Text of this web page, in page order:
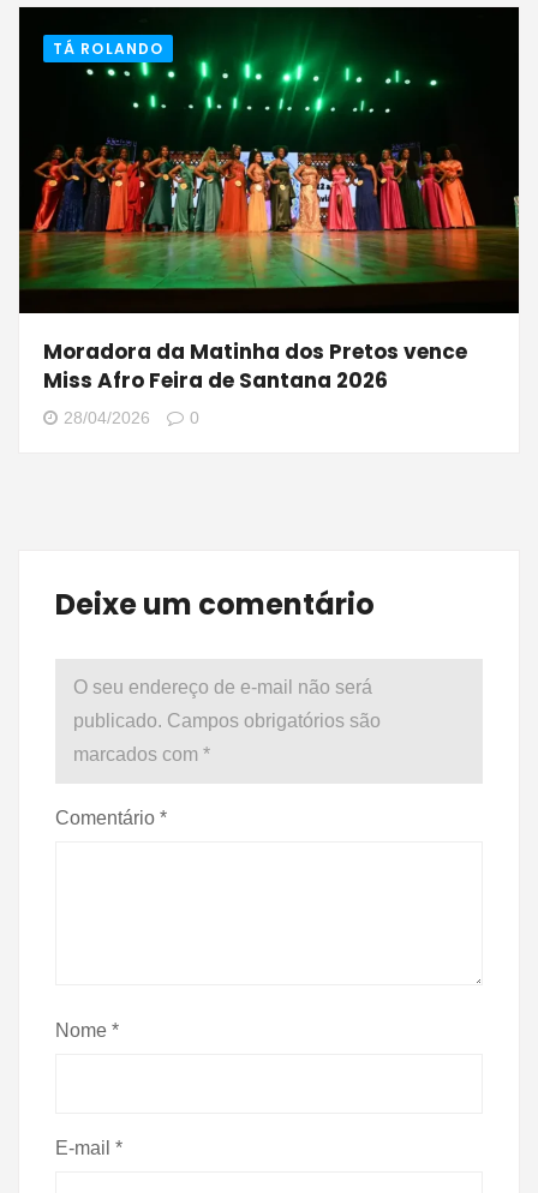
TÁ ROLANDO
Moradora da Matinha dos Pretos vence
Miss Afro Feira de Santana 2026
28/04/2026 0
Deixe um comentário
O seu endereço de e-mail não será
publicado. Campos obrigatórios são
marcados com *
Comentário *
Nome *
E-mail *